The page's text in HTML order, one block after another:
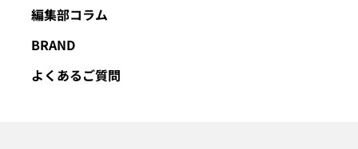
編集部コラム
BRAND
よくあるご質問